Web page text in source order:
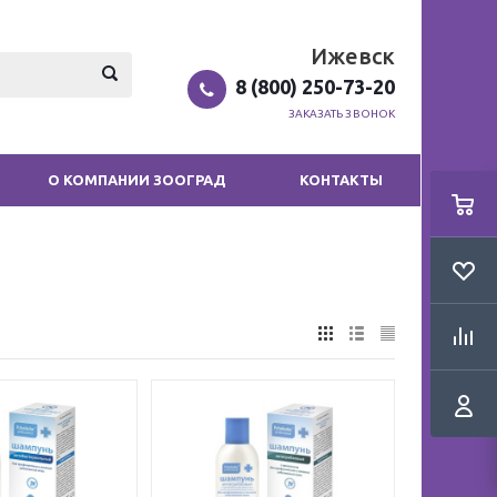
Ижевск
8 (800) 250-73-20
ЗАКАЗАТЬ ЗВОНОК
О КОМПАНИИ ЗООГРАД КОНТАКТЫ